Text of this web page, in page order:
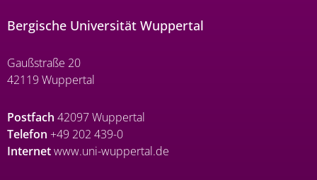
Bergische Universität Wuppertal
Gaußstraße 20
42119 Wuppertal
Postfach 42097 Wuppertal
Telefon +49 202 439-0
Internetwww.uni-wuppertal.de